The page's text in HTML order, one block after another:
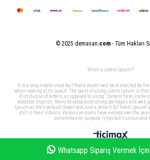
© 2025 demasan.com- Tüm Hakları
What is Lorem Ipsum?
It is a long established fact that a reader will be distracted by the
when looking at its layout. The point of using Lorem Ipsum is that
distribution of letters, as opposed to using 'Content here,
readable English. Many desktop publishing packages and web
Ipsum as their default model text, and a search for 'lorem ipsum'
still in their infancy. Various versions have evolved over the
sometimes on purpose (injected humour and
Whatsapp Sipariş Vermek İçin
My Favorites My Cart